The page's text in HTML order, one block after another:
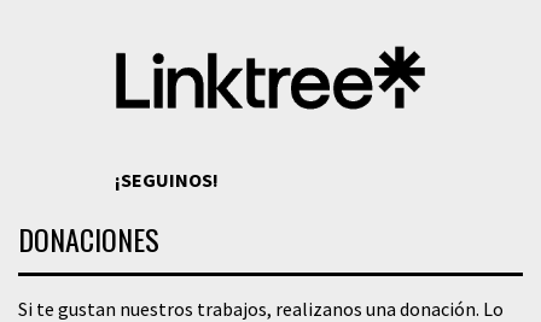
¡SEGUINOS!
DONACIONES
Si te gustan nuestros trabajos, realizanos una donación. Lo